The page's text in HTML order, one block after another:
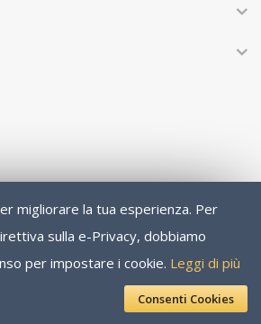
migliorare la tua esperienza. Per
sulla e-Privacy, dobbiamo
per impostare i cookie. Leggi di più
Consenti Cookies